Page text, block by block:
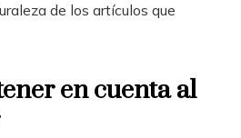
de los artículos que
en cuenta al